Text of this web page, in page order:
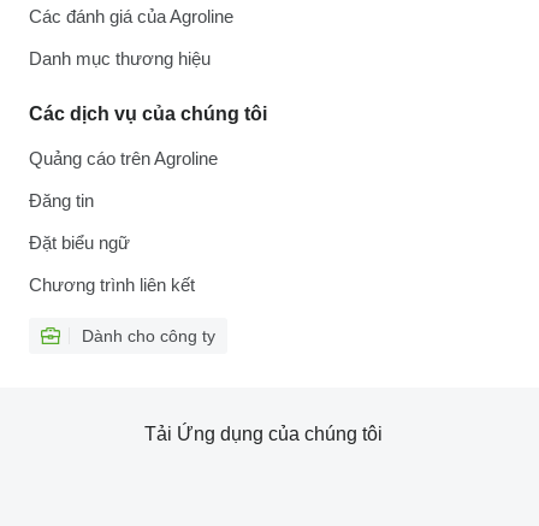
Các đánh giá của Agroline
Danh mục thương hiệu
Các dịch vụ của chúng tôi
Quảng cáo trên Agroline
Đăng tin
Đặt biểu ngữ
Chương trình liên kết
Dành cho công ty
Tải Ứng dụng của chúng tôi